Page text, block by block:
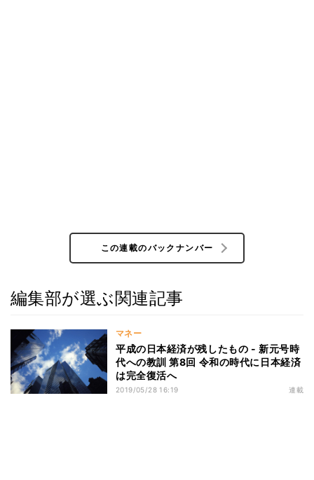
この連載のバックナンバー
編集部が選ぶ関連記事
マネー
平成の日本経済が残したもの - 新元号時
代への教訓 第8回 令和の時代に日本経済
は完全復活へ
2019/05/28 16:19 連載